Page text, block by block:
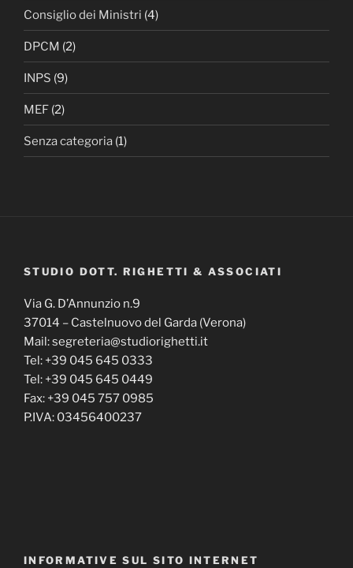
Consiglio dei Ministri (4)
DPCM (2)
INPS (9)
MEF (2)
Senza categoria (1)
STUDIO DOTT. RIGHETTI & ASSOCIATI
Via G. D’Annunzio n.9
37014 – Castelnuovo del Garda (Verona)
Mail: segreteria@studiorighetti.it
Tel: +39 045 645 0333
Tel: +39 045 645 0449
Fax: +39 045 757 0985
P.IVA: 03456400237
INFORMATIVE SUL SITO INTERNET